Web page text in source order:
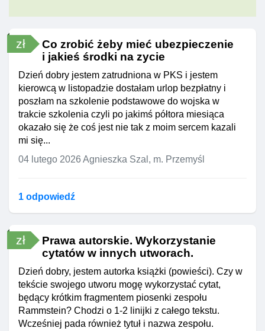
zł
Co zrobić żeby mieć ubezpieczenie
i jakieś środki na zycie
Dzień dobry jestem zatrudniona w PKS i jestem
kierowcą w listopadzie dostałam urlop bezpłatny i
poszłam na szkolenie podstawowe do wojska w
trakcie szkolenia czyli po jakimś półtora miesiąca
okazało się że coś jest nie tak z moim sercem kazali
mi się...
04 lutego 2026 Agnieszka Szal, m. Przemyśl
1 odpowiedź
zł
Prawa autorskie. Wykorzystanie
cytatów w innych utworach.
Dzień dobry, jestem autorka książki (powieści). Czy w
tekście swojego utworu mogę wykorzystać cytat,
będący krótkim fragmentem piosenki zespołu
Rammstein? Chodzi o 1-2 linijki z całego tekstu.
Wcześniej pada również tytuł i nazwa zespołu.